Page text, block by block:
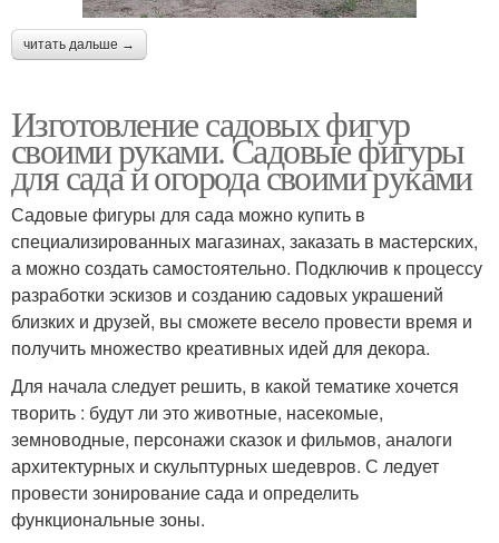
читать дальше →
Изготовление садовых фигур
своими руками. Садовые фигуры
для сада и огорода своими руками
Садовые фигуры для сада можно купить в
специализированных магазинах, заказать в мастерских,
а можно создать самостоятельно. Подключив к процессу
разработки эскизов и созданию садовых украшений
близких и друзей, вы сможете весело провести время и
получить множество креативных идей для декора.
Для начала следует решить, в какой тематике хочется
творить : будут ли это животные, насекомые,
земноводные, персонажи сказок и фильмов, аналоги
архитектурных и скульптурных шедевров. С ледует
провести зонирование сада и определить
функциональные зоны.